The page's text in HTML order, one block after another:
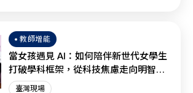
教師增能
當女孩遇見 AI：如何陪伴新世代女學生
打破學科框架，從科技焦慮走向明智協
作？
臺灣現場